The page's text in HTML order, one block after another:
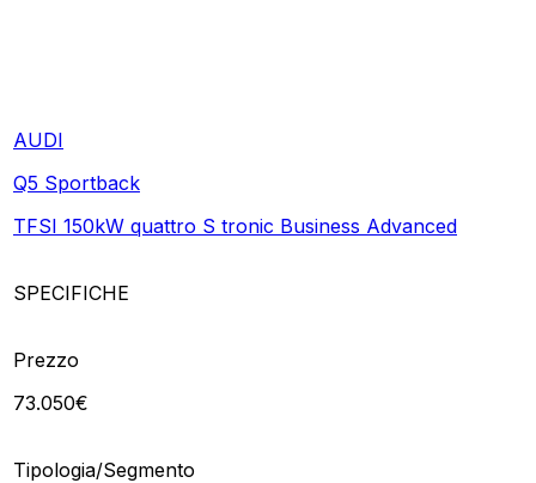
AUDI
Q5 Sportback
TFSI 150kW quattro S tronic Business Advanced
SPECIFICHE
Prezzo
73.050€
Tipologia/Segmento